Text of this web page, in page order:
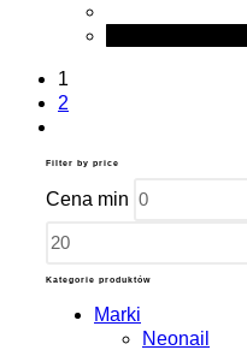
1
2
Filter by price
Cena min
Kategorie produktów
Marki
Neonail